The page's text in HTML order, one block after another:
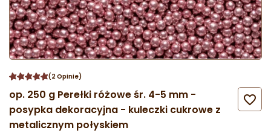
(2 Opinie)
op. 250 g Perełki różowe śr. 4-5 mm -
posypka dekoracyjna - kuleczki cukrowe z
metalicznym połyskiem
